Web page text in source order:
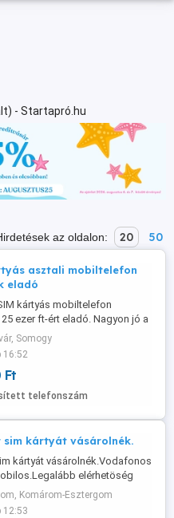
- Startapró.hu
az oldalon: 20 50
asztali mobiltelefon
eladó
kártyás mobiltelefon
ezer ft-ért eladó. Nagyon jó a
idős embereknek
30-4609933 telefonon
Somogy
16:52
Ft
telefonszám
kártyát vásárolnék.
kártyát vásárolnék.Vodafonos
elérhetöség
én feltöltöm.Komáromi
átvétellel.Nem horror áron.
Komárom-Esztergom
12:53